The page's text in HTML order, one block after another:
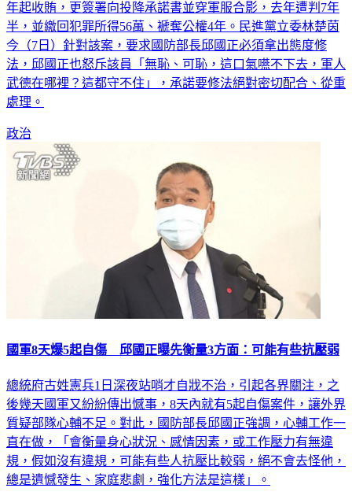
年起收賄，更簽署向投降承諾書並穿軍服合影，去年遭判7年
半，並繳回犯罪所得56萬、褫奪公權4年。民進黨立委林楚茵
今（7日）針對該案，要求國防部長邱國正必須拿出態度修
法，邱國正也怒斥該員「無恥、可恥，這口氣嚥不下去，軍人
武德在哪裡？這都守不住」，承諾要修法絕對密切配合、從重
處理。
政治
國軍8天爆5起自傷 邱國正曝先衡量3方面：可能有些抗壓弱
總統府古姓憲兵1日深夜站哨才自戕不治，引起各界關注，之
後幾天國軍又紛紛傳出憾事，8天內就有5起自傷案件，讓外界
質疑部隊心輔不足。對此，國防部長邱國正強調，心輔工作一
直在做，「會衡量身心狀況、感情因素，或工作壓力有無違
規，假如沒有違規，可能有些人抗壓比較弱，絕不會去怪他，
總是遺憾發生、家庭悲劇，強化方法是這樣」。